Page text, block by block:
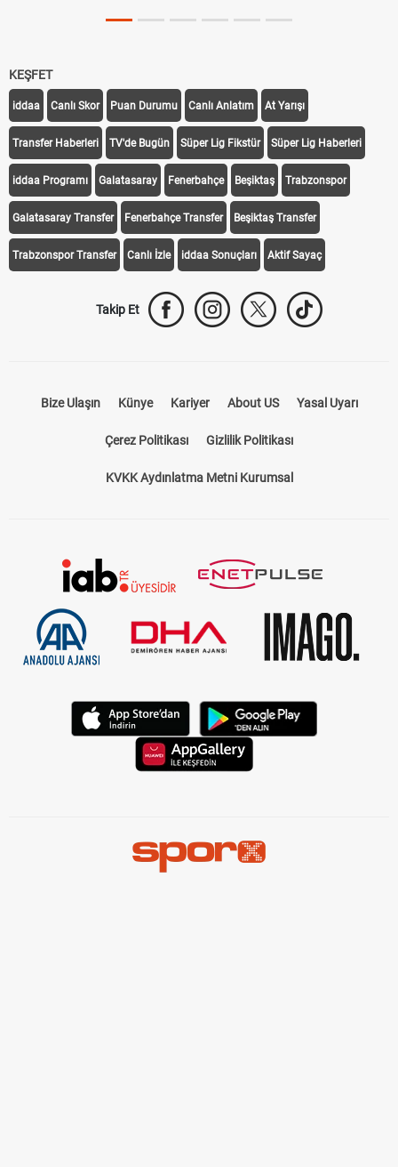
KEŞFET
iddaa Canlı Skor Puan Durumu Canlı Anlatım At Yarışı
Transfer Haberleri TV'de Bugün Süper Lig Fikstür Süper Lig Haberleri
iddaa Programı Galatasaray Fenerbahçe Beşiktaş Trabzonspor
Galatasaray Transfer Fenerbahçe Transfer Beşiktaş Transfer
Canlı İzle iddaa Sonuçları Aktif Sayaç
Künye Kariyer About US
Çerez Politikası Gizlilik Politikası